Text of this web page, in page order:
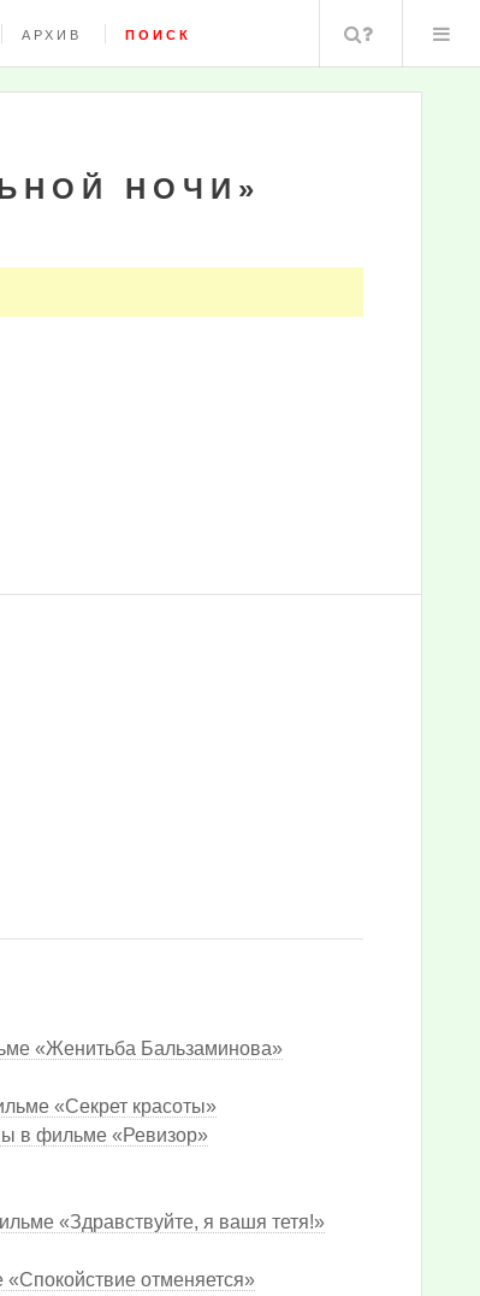
АРХИВ ПОИСК Поиск
НОЧИ»
«Женитьба Бальзаминова»
«Секрет красоты»
в фильме «Ревизор»
«Здравствуйте, я вашя тетя!»
отменяется»